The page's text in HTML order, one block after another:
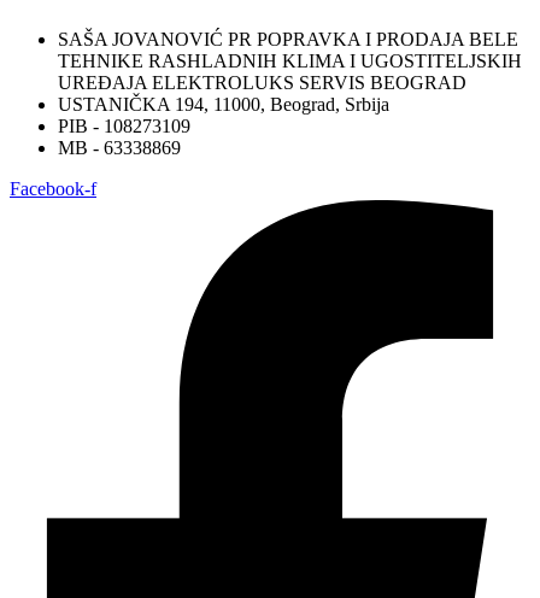
SAŠA JOVANOVIĆ PR POPRAVKA I PRODAJA BELE
TEHNIKE RASHLADNIH KLIMA I UGOSTITELJSKIH
UREĐAJA ELEKTROLUKS SERVIS BEOGRAD
USTANIČKA 194, 11000, Beograd, Srbija
PIB - 108273109
MB - 63338869
Facebook-f